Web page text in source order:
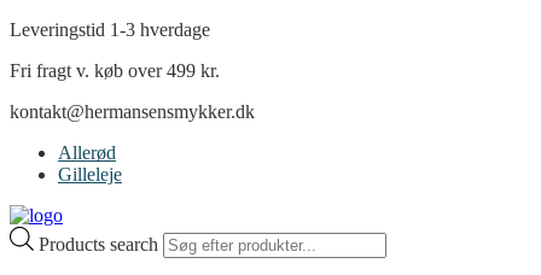
Leveringstid 1-3 hverdage
Fri fragt v. køb over 499 kr.
kontakt@hermansensmykker.dk
Allerød
Gilleleje
Products search